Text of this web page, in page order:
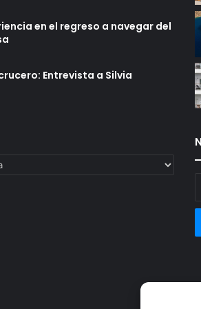
en el regreso a navegar del
Entrevista a Silvia